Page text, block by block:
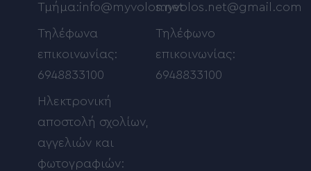
Τμήμα:info@myvolos.net
Τηλέφωνα
επικοινωνίας:
6948833100
Ηλεκτρονική
αποστολή σχολίων,
αγγελιών και
φωτογραφιών:
myvolos.net@gmail.com
Τηλέφωνο
επικοινωνίας:
6948833100